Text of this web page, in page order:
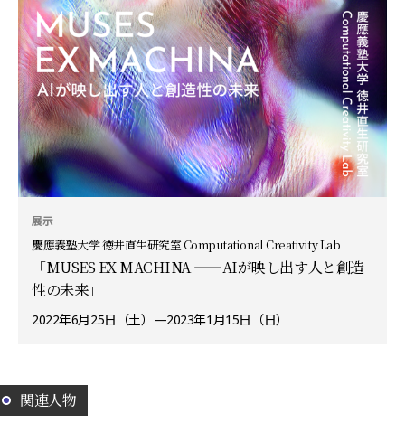
展示
慶應義塾大学 徳井直生研究室 Computational Creativity Lab
「MUSES EX MACHINA ——AIが映し出す人と創造
性の未来」
2022年6月25日（土）—2023年1月15日（日）
関連人物